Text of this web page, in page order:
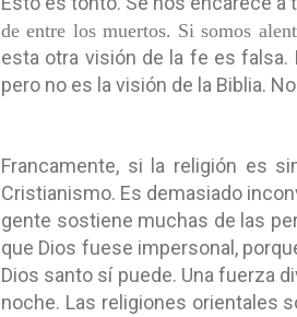
de entre los muertos. Si somos
esta otra visión de la fe es
pero no es la visión de la Biblia.
Francamente, si la religión es
Cristianismo. Es demasiado
gente sostiene muchas de las
que Dios fuese impersonal,
Dios santo sí puede. Una fuerza
noche. Las religiones orientales